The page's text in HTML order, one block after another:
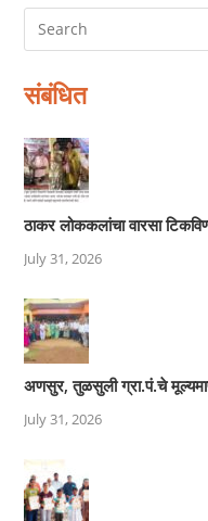
संबंधित
ठाकर लोककलांचा वारसा
July 31, 2026
अणसुर, तुळसुली ग्रा.पं.चे
July 31, 2026